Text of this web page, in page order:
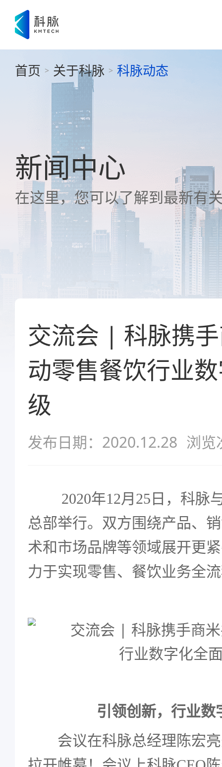
首页 > 关于科脉 > 科脉动态
新闻中心
在这里，您可以了解到最新有
交流会 | 科脉携
动零售餐饮行业
级
发布日期：2020.12.28 浏览
2020年12月25日，科脉
总部举行。双方围绕产品、
术和市场品牌等领域展开更
力于实现零售、餐饮业务全
引领创新，行业数
会议在科脉总经理陈宏